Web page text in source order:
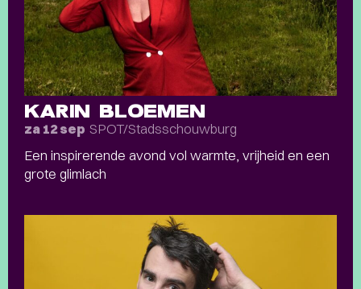
KARIN BLOEMEN
za 12 sep SPOT/Stadsschouwburg
Een inspirerende avond vol warmte, vrijheid en een
grote glimlach